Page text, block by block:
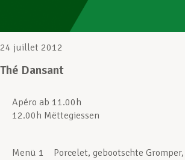
Assistance au Travail
24 juillet 2012
Thé Dansant
Apéro ab 11.00h
12.00h Mëttegiessen
Menü 1 Porcelet, gebootschte